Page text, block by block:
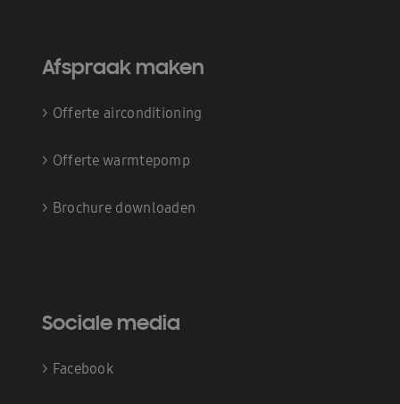
Afspraak maken
> Offerte airconditioning
> Offerte warmtepomp
> Brochure downloaden
Sociale media
> Facebook